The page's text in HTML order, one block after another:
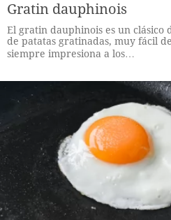
Gratin dauphinois
El gratin dauphinois es un clásico
de patatas gratinadas, muy fácil
siempre impresiona a los…